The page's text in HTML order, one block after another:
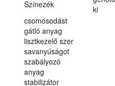
Színezék
ki
csomósodást
gátló anyag
lisztkezelő szer
savanyúságot
szabályozó
anyag
stabilizátor